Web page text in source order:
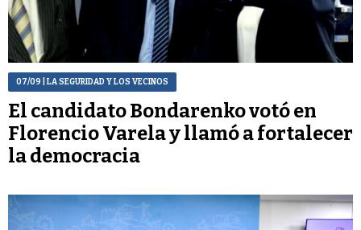
07/09 | LA SEGURIDAD Y LOS VECINOS
El candidato Bondarenko votó en
Florencio Varela y llamó a fortalecer
la democracia